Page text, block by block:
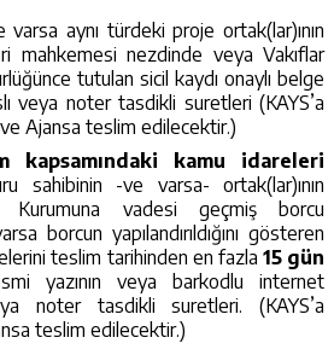
aynı türdeki proje ortak(lar)ının
mahkemesi nezdinde veya Vakıflar
tutulan sicil kaydı onaylı belge
veya noter tasdikli suretleri (KAYS’a
Ajansa teslim edilecektir.)
kapsamındaki kamu idareleri
sahibinin -ve varsa- ortak(lar)ının
Kurumuna vadesi geçmiş borcu
borcun yapılandırıldığını gösteren
teslim tarihinden en fazla 15 gün
yazının veya barkodlu internet
noter tasdikli suretleri. (KAYS’a
teslim edilecektir.)